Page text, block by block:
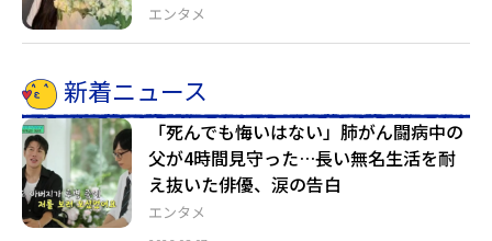
エンタメ
新着ニュース
エンタメ
「死んでも悔いはない」肺がん闘病中の
父が4時間見守った…長い無名生活を耐
え抜いた俳優、涙の告白